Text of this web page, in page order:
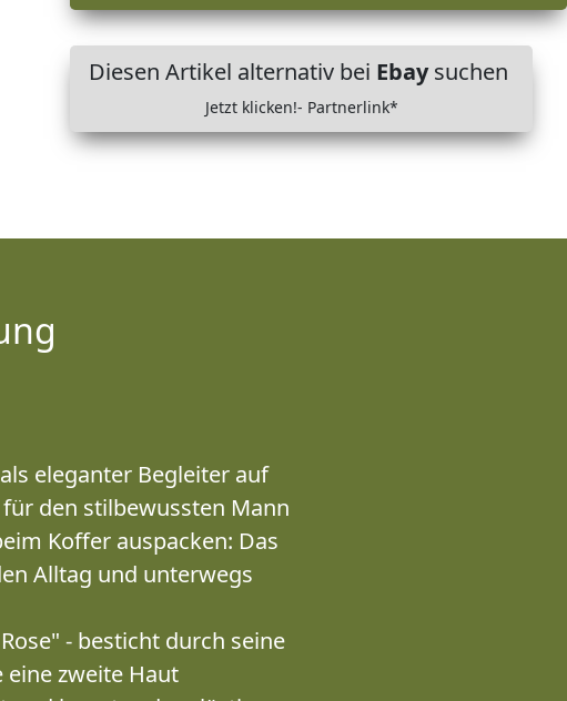
Diesen Artikel alternativ bei Ebaysuchen
Jetzt klicken!- Partnerlink*
eleganter Begleiter auf
den stilbewussten Mann
Koffer auspacken: Das
Alltag und unterwegs
- besticht durch seine
eine zweite Haut